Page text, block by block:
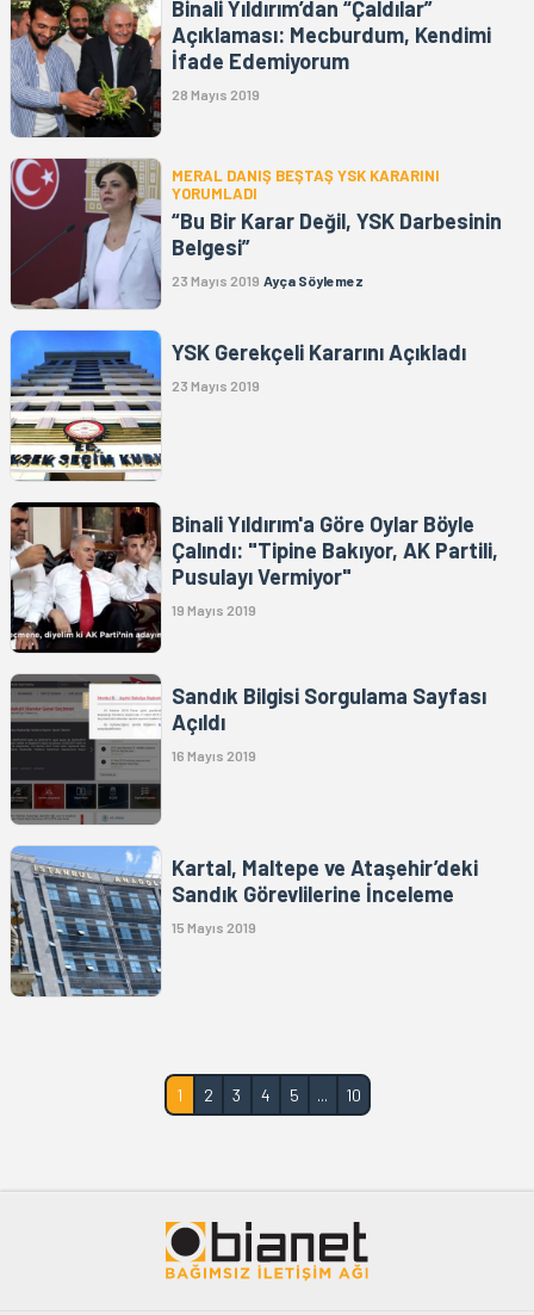
Binali Yıldırım’dan “Çaldılar”
Açıklaması: Mecburdum, Kendimi
İfade Edemiyorum
28 Mayıs 2019
MERAL DANIŞ BEŞTAŞ YSK KARARINI
YORUMLADI
“Bu Bir Karar Değil, YSK Darbesinin
Belgesi”
23 Mayıs 2019 Ayça Söylemez
YSK Gerekçeli Kararını Açıkladı
23 Mayıs 2019
Binali Yıldırım'a Göre Oylar Böyle
Çalındı: "Tipine Bakıyor, AK Partili,
Pusulayı Vermiyor"
19 Mayıs 2019
Sandık Bilgisi Sorgulama Sayfası
Açıldı
16 Mayıs 2019
Kartal, Maltepe ve Ataşehir’deki
Sandık Görevlilerine İnceleme
15 Mayıs 2019
1 2 3 4 5 ... 10